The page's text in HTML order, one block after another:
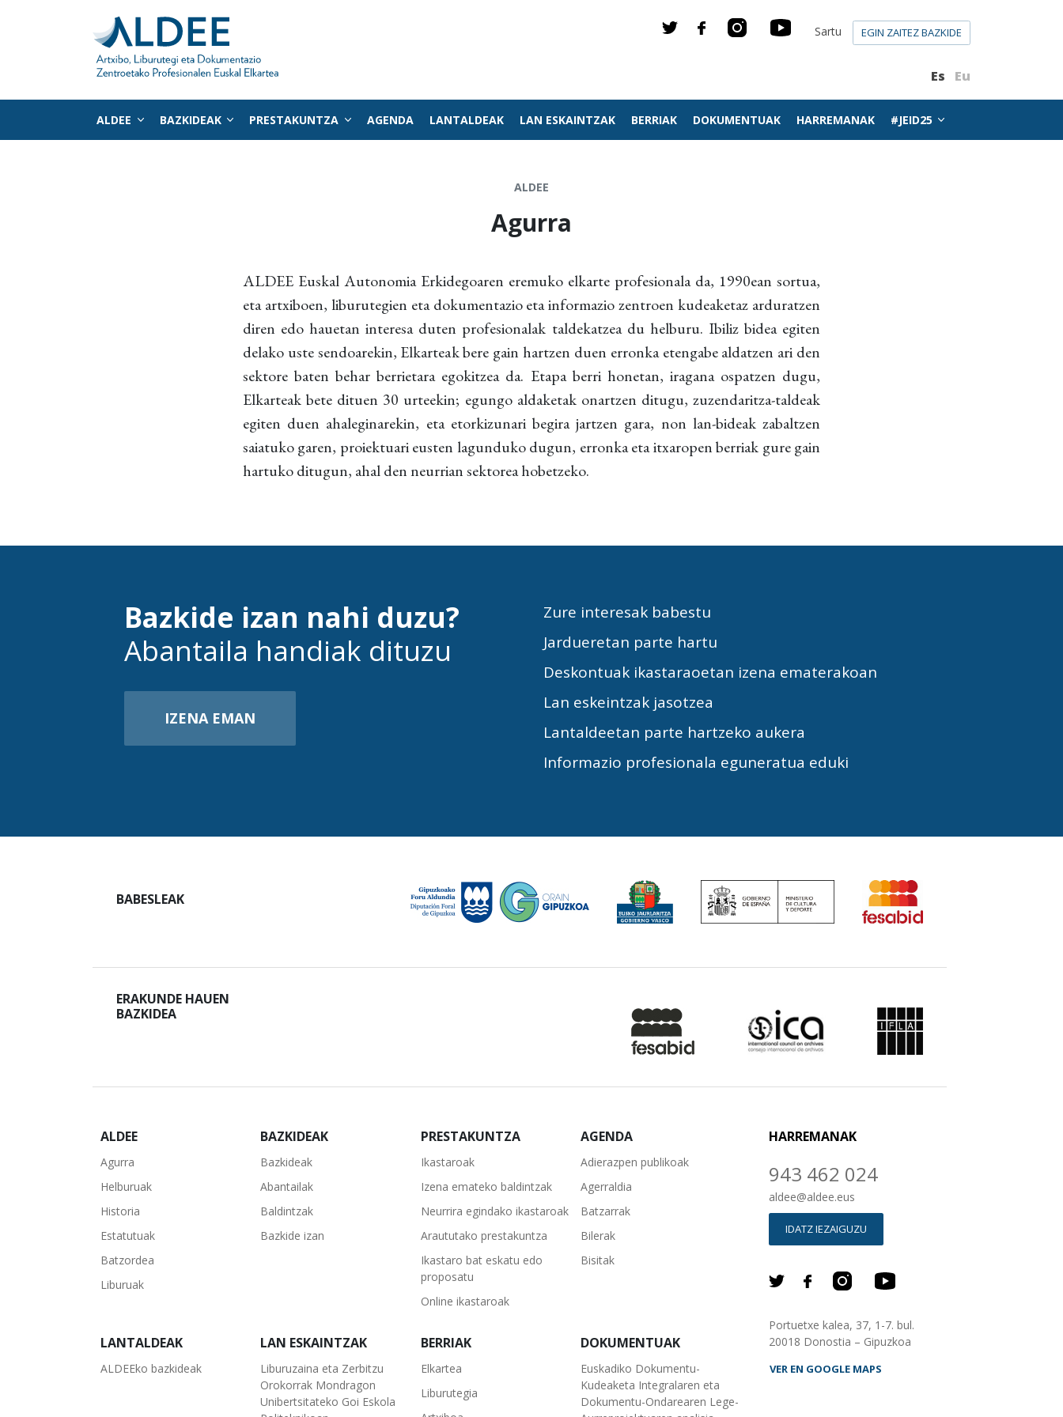
Es Eu
Sartu EGIN ZAITEZ BAZKIDE
ALDEE BAZKIDEAK PRESTAKUNTZA AGENDA LANTALDEAK LAN ESKAINTZAK BERRIAK DOKUMENTUAK HARREMANAK #JEID25
ALDEE
Agurra
ALDEE Euskal Autonomia Erkidegoaren eremuko elkarte profesionala da, 1990ean sortua,
eta artxiboen, liburutegien eta dokumentazio eta informazio zentroen kudeaketaz arduratzen
diren edo hauetan interesa duten profesionalak taldekatzea du helburu. Ibiliz bidea egiten
delako uste sendoarekin, Elkarteak bere gain hartzen duen erronka etengabe aldatzen ari den
sektore baten behar berrietara egokitzea da. Etapa berri honetan, iragana ospatzen dugu,
Elkarteak bete dituen 30 urteekin; egungo aldaketak onartzen ditugu, zuzendaritza-taldeak
egiten duen ahaleginarekin, eta etorkizunari begira jartzen gara, non lan-bideak zabaltzen
saiatuko garen, proiektuari eusten lagunduko dugun, erronka eta itxaropen berriak gure gain
hartuko ditugun, ahal den neurrian sektorea hobetzeko.
Bazkide izan nahi duzu?
Abantaila handiak dituzu
IZENA EMAN
Zure interesak babestu
Jardueretan parte hartu
Deskontuak ikastaraoetan izena ematerakoan
Lan eskeintzak jasotzea
Lantaldeetan parte hartzeko aukera
Informazio profesionala eguneratua eduki
BABESLEAK
ERAKUNDE HAUEN
BAZKIDEA
ALDEE
Agurra
Helburuak
Historia
Estatutuak
Batzordea
Liburuak
BAZKIDEAK
Bazkideak
Abantailak
Baldintzak
Bazkide izan
PRESTAKUNTZA
Ikastaroak
Izena emateko baldintzak
Neurrira egindako ikastaroak
Araututako prestakuntza
Ikastaro bat eskatu edo
proposatu
Online ikastaroak
AGENDA
Adierazpen publikoak
Agerraldia
Batzarrak
Bilerak
Bisitak
LANTALDEAK
ALDEEko bazkideak
LAN ESKAINTZAK
Liburuzaina eta Zerbitzu
Orokorrak Mondragon
Unibertsitateko Goi Eskola
BERRIAK
Elkartea
Liburutegia
DOKUMENTUAK
Euskadiko Dokumentu-
Kudeaketa Integralaren eta
Dokumentu-Ondarearen Lege-
HARREMANAK
943 462 024
aldee@aldee.eus
IDATZ IEZAIGUZU
Portuetxe kalea, 37, 1-7. bul.
20018 Donostia – Gipuzkoa
VER EN GOOGLE MAPS